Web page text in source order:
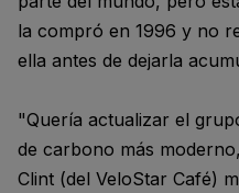
la compró en 1996 y no
ella antes de dejarla
"Quería actualizar el
de carbono más
Clint (del VeloStar Café)